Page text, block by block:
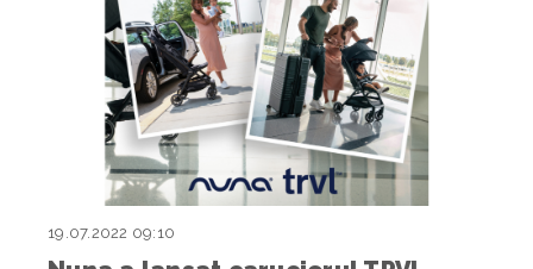
19.07.2022 09:10